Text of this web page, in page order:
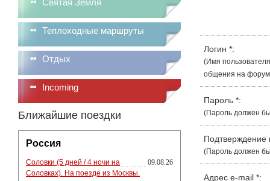
Святая Земля
Теплоходные маршруты
Отдых
Incoming
Ближайшие поездки
Россия
Соловки (5 дней / 4 ночи на
Соловках). На поезде из Москвы.
09.08.26
Логин *:
(Имя
общения на
Пароль *:
(Пароль должен
(Пароль должен
Адрес e-mail *: